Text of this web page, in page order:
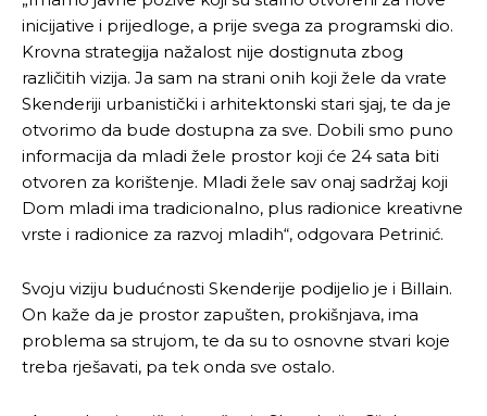
inicijative i prijedloge, a prije svega za programski dio.
Krovna strategija nažalost nije dostignuta zbog
različitih vizija. Ja sam na strani onih koji žele da vrate
Skenderiji urbanistički i arhitektonski stari sjaj, te da je
otvorimo da bude dostupna za sve. Dobili smo puno
informacija da mladi žele prostor koji će 24 sata biti
otvoren za korištenje. Mladi žele sav onaj sadržaj koji
Dom mladi ima tradicionalno, plus radionice kreativne
vrste i radionice za razvoj mladih“, odgovara Petrinić.
Svoju viziju budućnosti Skenderije podijelio je i Billain.
On kaže da je prostor zapušten, prokišnjava, ima
problema sa strujom, te da su to osnovne stvari koje
treba rješavati, pa tek onda sve ostalo.